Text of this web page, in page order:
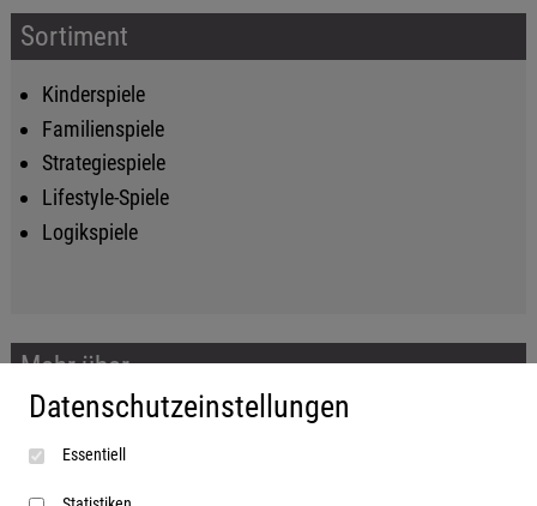
Sortiment
Kinderspiele
Familienspiele
Strategiespiele
Lifestyle-Spiele
Logikspiele
Mehr über...
Impressum
AGB
Datenschutzerklärung
Datenschutzeinstellungen
Essentiell